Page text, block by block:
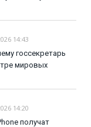
14:43
госсекретарь
мировых
14:20
получат